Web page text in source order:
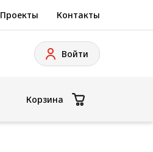
Проекты Контакты
Войти
Корзина